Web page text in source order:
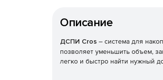
Описание
ДСПИ Cros – система для
позволяет уменьшить объем,
легко и быстро найти нужный